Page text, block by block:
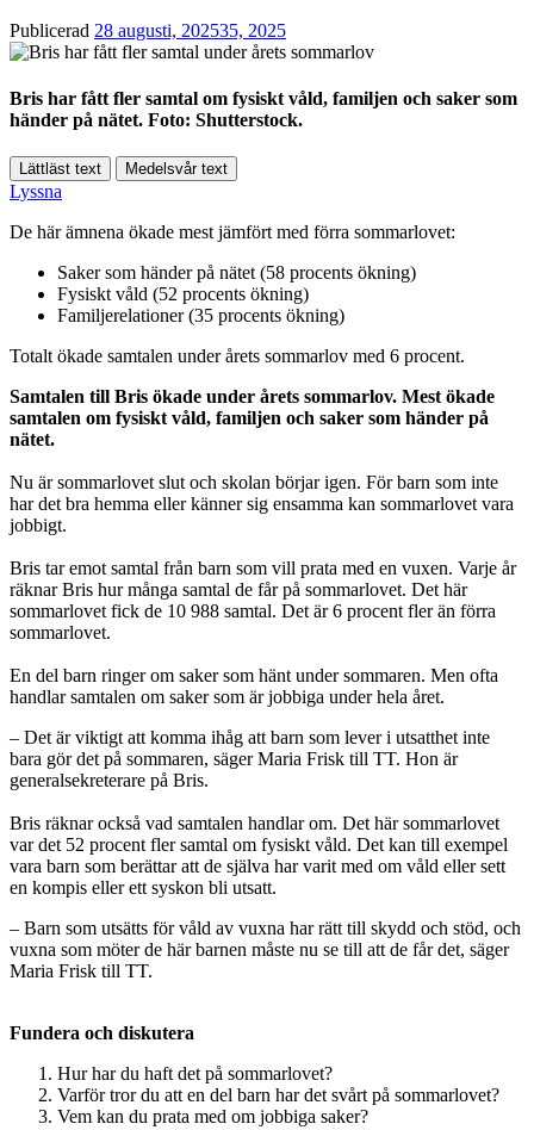
Publicerad 28 augusti, 202535, 2025
Bris har fått fler samtal om fysiskt våld, familjen och saker som
händer på nätet. Foto: Shutterstock.
Lättläst text Medelsvår text
Lyssna
De här ämnena ökade mest jämfört med förra sommarlovet:
Saker som händer på nätet (58 procents ökning)
Fysiskt våld (52 procents ökning)
Familjerelationer (35 procents ökning)
Totalt ökade samtalen under årets sommarlov med 6 procent.
Samtalen till Bris ökade under årets sommarlov. Mest ökade
samtalen om fysiskt våld, familjen och saker som händer på
nätet.
Nu är sommarlovet slut och skolan börjar igen. För barn som inte
har det bra hemma eller känner sig ensamma kan sommarlovet vara
jobbigt.
Bris tar emot samtal från barn som vill prata med en vuxen. Varje år
räknar Bris hur många samtal de får på sommarlovet. Det här
sommarlovet fick de 10 988 samtal. Det är 6 procent fler än förra
sommarlovet.
En del barn ringer om saker som hänt under sommaren. Men ofta
handlar samtalen om saker som är jobbiga under hela året.
– Det är viktigt att komma ihåg att barn som lever i utsatthet inte
bara gör det på sommaren, säger Maria Frisk till TT. Hon är
generalsekreterare på Bris.
Bris räknar också vad samtalen handlar om. Det här sommarlovet
var det 52 procent fler samtal om fysiskt våld. Det kan till exempel
vara barn som berättar att de själva har varit med om våld eller sett
en kompis eller ett syskon bli utsatt.
– Barn som utsätts för våld av vuxna har rätt till skydd och stöd, och
vuxna som möter de här barnen måste nu se till att de får det, säger
Maria Frisk till TT.
Fundera och diskutera
Hur har du haft det på sommarlovet?
Varför tror du att en del barn har det svårt på sommarlovet?
Vem kan du prata med om jobbiga saker?